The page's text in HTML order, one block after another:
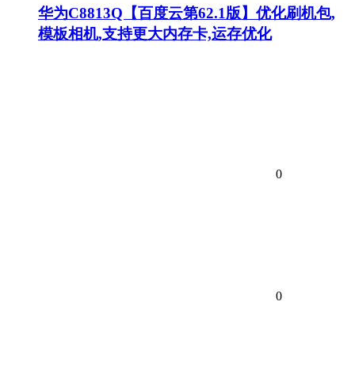
华为C8813Q【百度云第62.1版】优化刷机包,
模板相机,支持更大内存卡,运存优化
0
0